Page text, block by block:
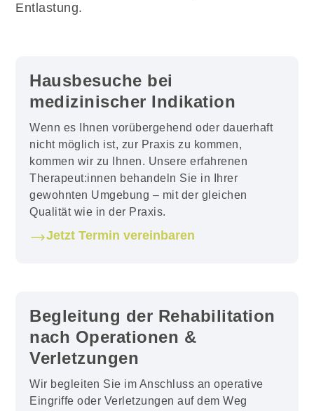
Entlastung.
Hausbesuche bei
medizinischer Indikation
Wenn es Ihnen vorübergehend oder dauerhaft
nicht möglich ist, zur Praxis zu kommen,
kommen wir zu Ihnen. Unsere erfahrenen
Therapeut:innen behandeln Sie in Ihrer
gewohnten Umgebung – mit der gleichen
Qualität wie in der Praxis.
Jetzt Termin vereinbaren
Begleitung der Rehabilitation
nach Operationen &
Verletzungen
Wir begleiten Sie im Anschluss an operative
Eingriffe oder Verletzungen auf dem Weg